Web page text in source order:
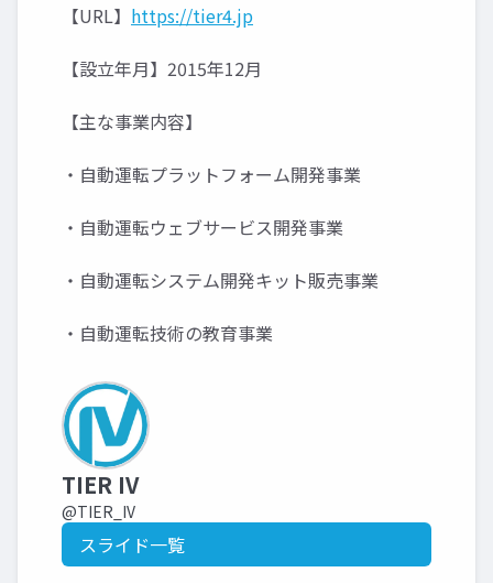
【URL】 https://tier4.jp
【設立年月】2015年12月
【主な事業内容】
・自動運転プラットフォーム開発事業
・自動運転ウェブサービス開発事業
・自動運転システム開発キット販売事業
・自動運転技術の教育事業
TIER IV
@TIER_IV
スライド一覧